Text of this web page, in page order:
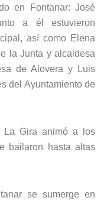
en Fontanar: José
a él estuvieron
así como Elena
la Junta y alcaldesa
de Alovera y Luis
del Ayuntamiento de
La Gira animó a los
bailaron hasta altas
se sumerge en